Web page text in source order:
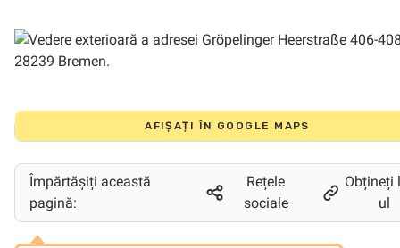
AFIȘAȚI ÎN GOOGLE MAPS
Împărtășiți această
pagină:
Rețele
sociale
Obțineți
ul